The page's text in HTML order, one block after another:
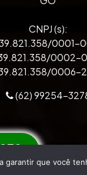
CNPJ (s):
0001-
0002-
0006-
(62) 99254-
garantir que você